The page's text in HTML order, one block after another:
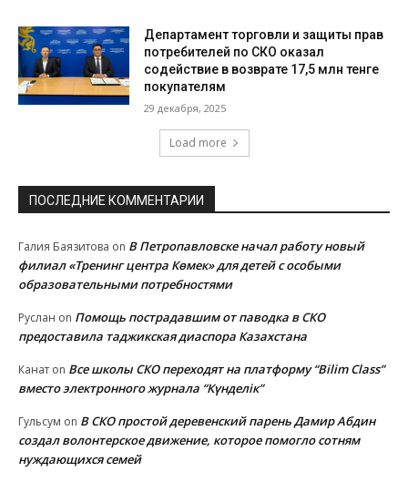
Департамент торговли и защиты прав
потребителей по СКО оказал
содействие в возврате 17,5 млн тенге
покупателям
29 декабря, 2025
Load more
ПОСЛЕДНИЕ КОММЕНТАРИИ
Галия Баязитова on В Петропавловске начал работу новый
филиал «Тренинг центра Көмек» для детей с особыми
образовательными потребностями
Руслан on Помощь пострадавшим от паводка в СКО
предоставила таджикская диаспора Казахстана
Канат on Все школы СКО переходят на платформу “Bilim Class”
вместо электронного журнала “Күнделік”
Гульсум on В СКО простой деревенский парень Дамир Абдин
создал волонтерское движение, которое помогло сотням
нуждающихся семей